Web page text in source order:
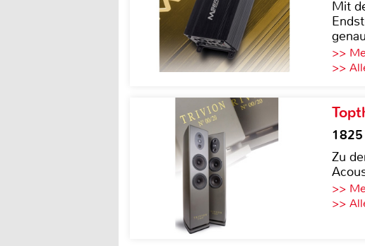
Mit
>>
>>
Zu
>>
>>